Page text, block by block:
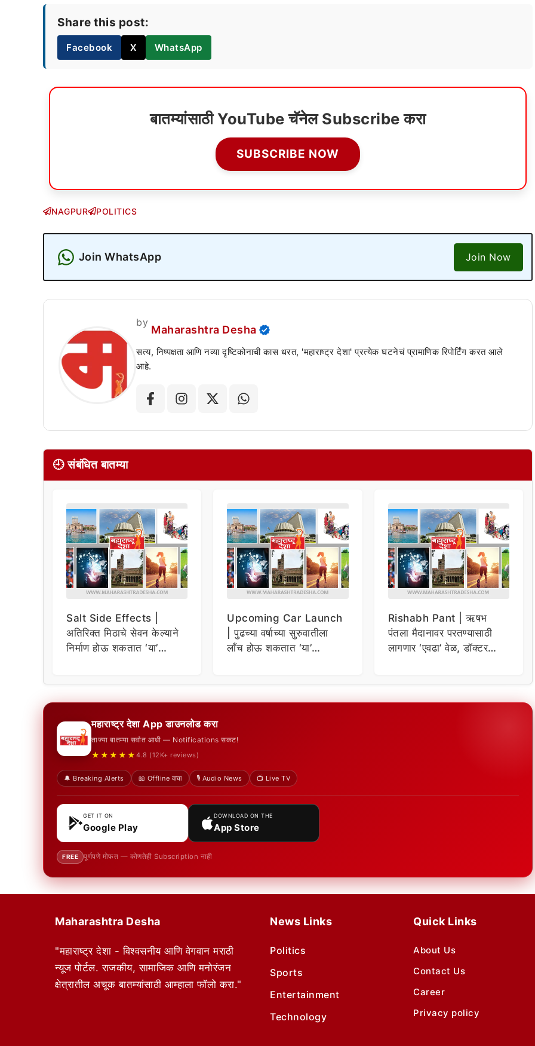
Share this post:
Facebook X WhatsApp
बातम्यांसाठी YouTube चॅनेल Subscribe करा
SUBSCRIBE NOW
NAGPUR POLITICS
Join WhatsApp Join Now
by
Maharashtra Desha
सत्य, निष्पक्षता आणि नव्या दृष्टिकोनाची कास धरत, 'महाराष्ट्र देशा' प्रत्येक घटनेचं प्रामाणिक रिपोर्टिंग करत आले
आहे.
🕘 संबंधित बातम्या
Salt Side Effects |
अतिरिक्त मिठाचे सेवन केल्याने
निर्माण होऊ शकतात ‘या’
Upcoming Car Launch
| पुढच्या वर्षाच्या सुरुवातीला
लाँच होऊ शकतात ‘या’
Rishabh Pant | ऋषभ
पंतला मैदानावर परतण्यासाठी
लागणार ‘एवढा’ वेळ, डॉक्टर
महाराष्ट्र देशा App डाउनलोड करा
ताज्या बातम्या सर्वात आधी — Notifications सकट!
★★★★★ 4.8 (12K+ reviews)
🔔 Breaking Alerts 📖 Offline वाचा 🎙️ Audio News 📺 Live TV
GET IT ON
Google Play
DOWNLOAD ON THE
App Store
FREE पूर्णपणे मोफत — कोणतेही Subscription नाही
Maharashtra Desha
"महाराष्ट्र देशा - विश्वसनीय आणि वेगवान मराठी
न्यूज पोर्टल. राजकीय, सामाजिक आणि मनोरंजन
क्षेत्रातील अचूक बातम्यांसाठी आम्हाला फॉलो करा."
News Links
Politics
Sports
Entertainment
Technology
Quick Links
About Us
Contact Us
Career
Privacy policy